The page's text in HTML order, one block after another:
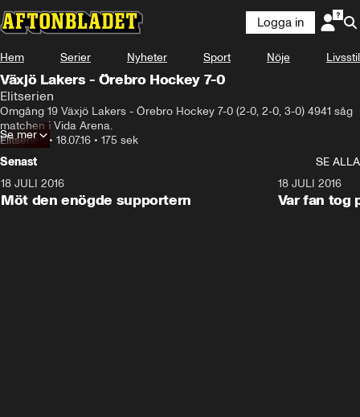
Logga in
Hem Serier Nyheter Sport Nöje Livsstil
Växjö Lakers - Örebro Hockey 7-0
Elitserien
Omgång 19 Växjö Lakers - Örebro Hockey 7-0 (2-0, 2-0, 3-0) 4941 såg
matchen i Vida Arena.
Elitserien• 18.07.16 • 175 sek
Se mer
Senast
SE ALLA
18 JULI 2016
Möt den enögde supportern
18 JULI 2016
Var fan tog